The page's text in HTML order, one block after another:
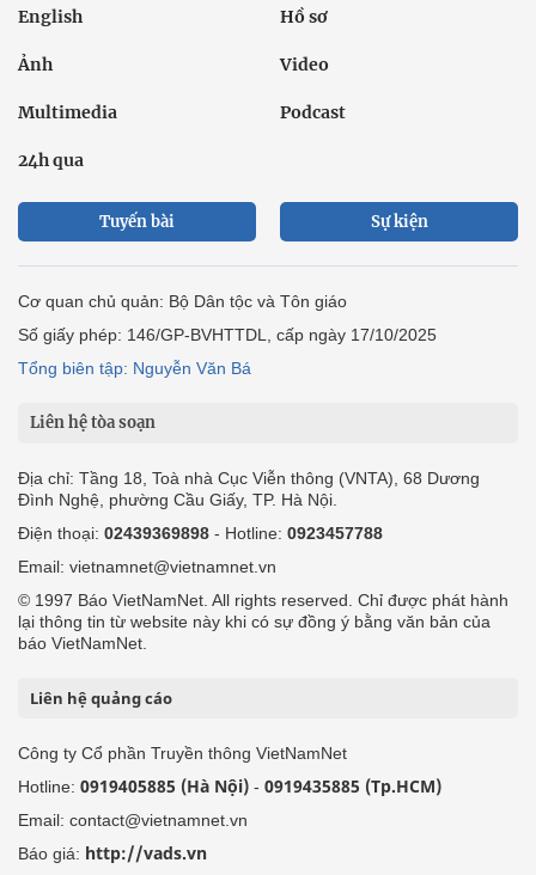
English Hồ sơ
Ảnh Video
Multimedia Podcast
24h qua
Tuyến bài Sự kiện
Cơ quan chủ quản: Bộ Dân tộc và Tôn giáo
Số giấy phép: 146/GP-BVHTTDL, cấp ngày 17/10/2025
Tổng biên tập: Nguyễn Văn Bá
Liên hệ tòa soạn
Địa chỉ: Tầng 18, Toà nhà Cục Viễn thông (VNTA), 68 Dương
Đình Nghệ, phường Cầu Giấy, TP. Hà Nội.
Điện thoại: 02439369898 - Hotline: 0923457788
Email: vietnamnet@vietnamnet.vn
© 1997 Báo VietNamNet. All rights reserved. Chỉ được phát hành
lại thông tin từ website này khi có sự đồng ý bằng văn bản của
báo VietNamNet.
Liên hệ quảng cáo
Công ty Cổ phần Truyền thông VietNamNet
Hotline: 0919405885 (Hà Nội) - 0919435885 (Tp.HCM)
Email: contact@vietnamnet.vn
Báo giá: http://vads.vn